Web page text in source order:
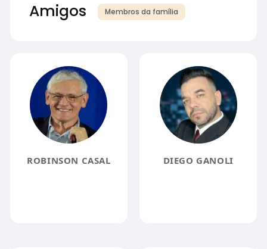
Amigos Membros da família
ROBINSON CASAL DIEGO GANOLI